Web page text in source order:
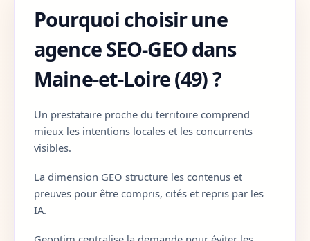
Creuse
Dordogne
Doubs
Drome
Eure
Eure-et-Loir
Finistere
Pourquoi choisir une
agence SEO-GEO dans
Maine-et-Loire (49) ?
Un prestataire proche du territoire comprend
mieux les intentions locales et les concurrents
visibles.
La dimension GEO structure les contenus et
preuves pour être compris, cités et repris par les
IA.